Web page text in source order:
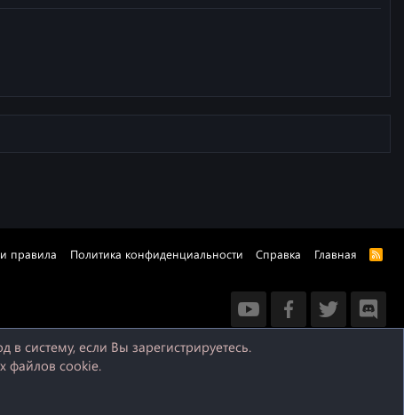
правила Политика конфиденциальности Справка Главная
R
систему, если Вы зарегистрируетесь.
файлов cookie.